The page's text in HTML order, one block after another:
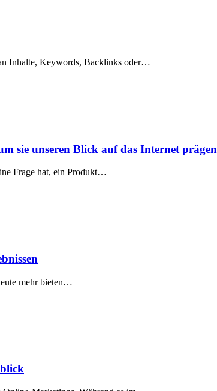
Inhalte, Keywords, Backlinks oder…
sie unseren Blick auf das Internet prägen
Frage hat, ein Produkt…
mehr bieten…